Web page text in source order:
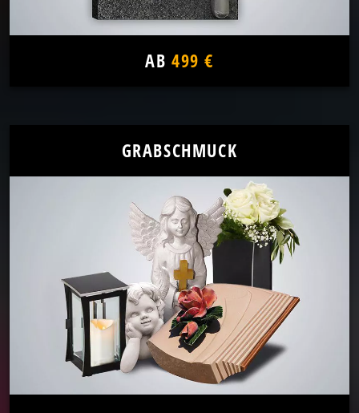
AB 499 €
GRABSCHMUCK